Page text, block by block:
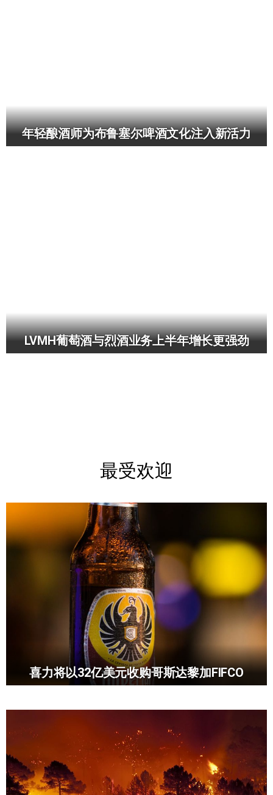
年轻酿酒师为布鲁塞尔啤酒文化注入新活力
LVMH葡萄酒与烈酒业务上半年增长更强劲
最受欢迎
喜力将以32亿美元收购哥斯达黎加FIFCO